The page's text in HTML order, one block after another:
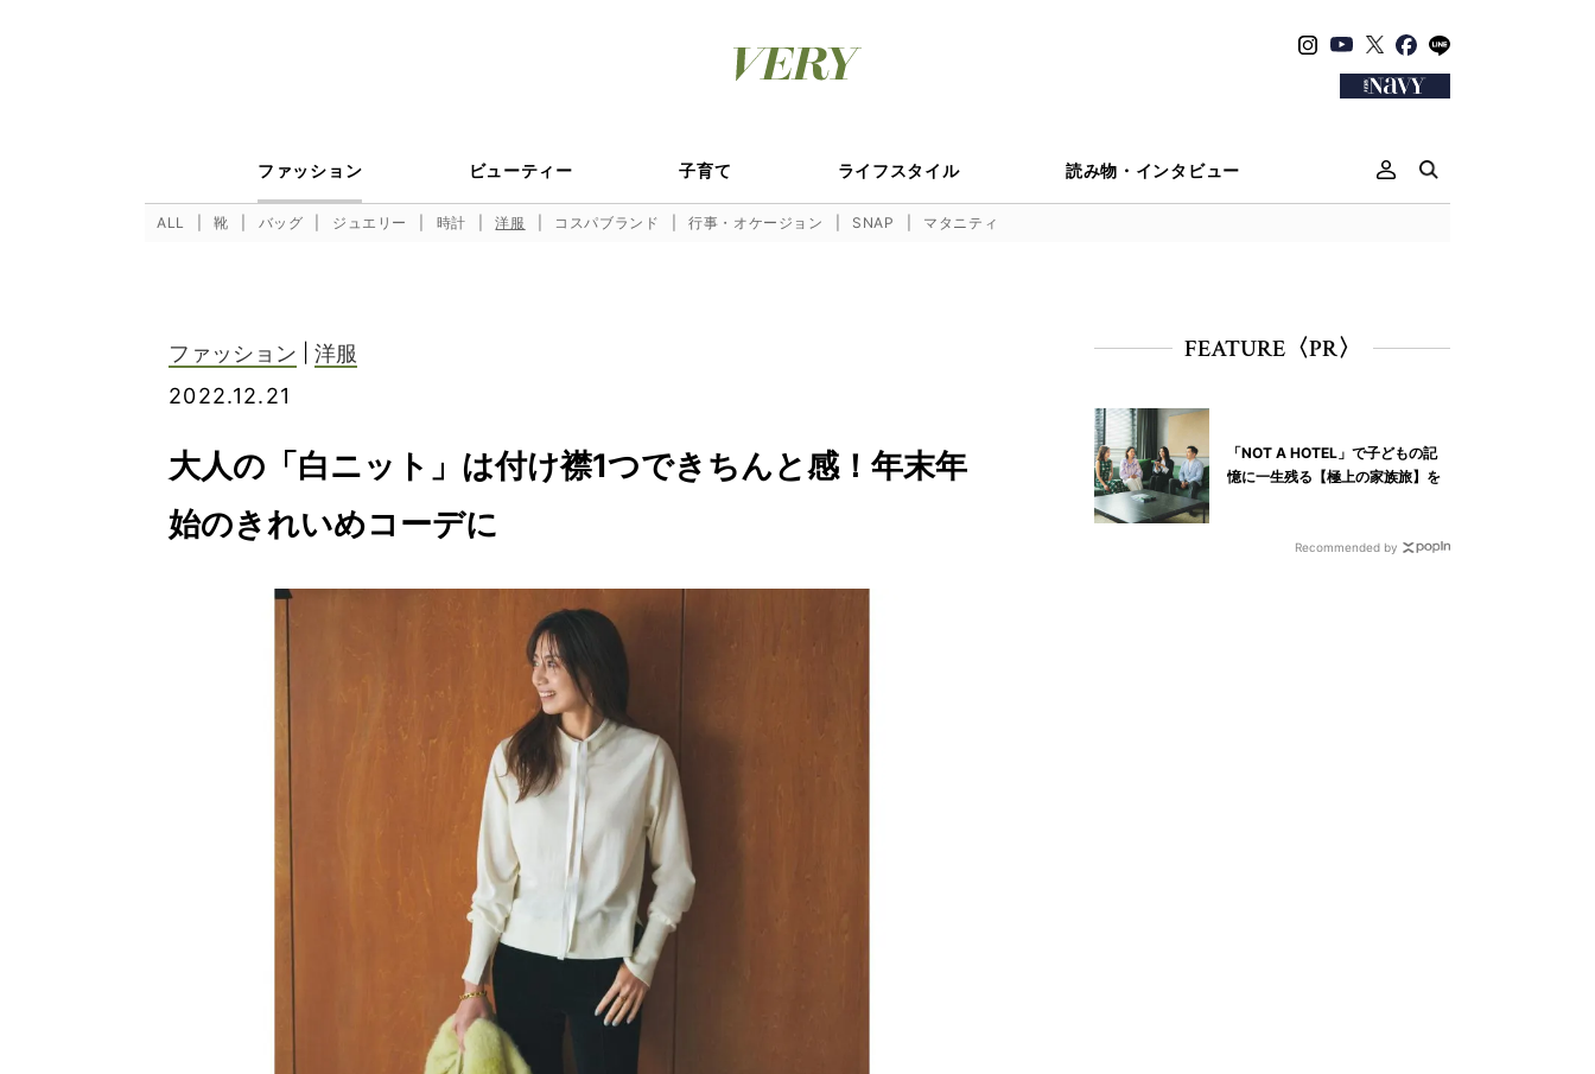
ファッション ビューティー 子育て ライフスタイル 読み物・インタビュー
ALL 靴 バッグ ジュエリー 時計 洋服 コスパブランド 行事・オケージョン SNAP マタニティ
ファッション
洋服
2022.12.21
大人の「白ニット」は付け襟1つできちんと感！年末年
始のきれいめコーデに
FEATURE〈PR〉
「NOT A HOTEL」で子どもの記
憶に一生残る【極上の家族旅】を
Recommended by